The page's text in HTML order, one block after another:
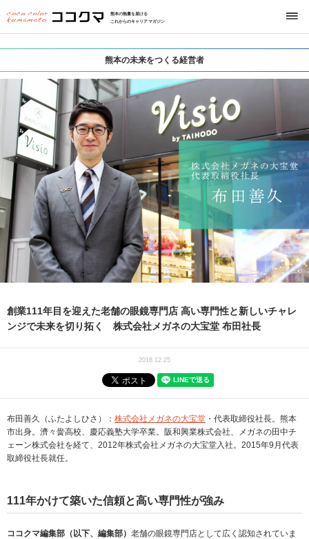
熊本の熱量を届ける
これからのキャリアマガジン
熊本の未来をつくる経営者
創業111年目を迎えた老舗の眼鏡専門店 高い専門性と新しいチャレ
ンジで未来を切り拓く 株式会社メガネの大宝堂 布田社長
2018.12.25
布田善久（ふたよしひさ）： 株式会社メガネの大宝堂 ・代表取締役社長。熊本
市出身。濟々黌高校、慶応義塾大学卒業。阪和興業株式会社、メガネの田中チ
ェーン株式会社を経て、2012年株式会社メガネの大宝堂入社。2015年9月代表
取締役社長就任。
111年かけて築いた信頼と高い専門性が強み
ココクマ編集部（以下、編集部） 老舗の眼鏡専門店として広く認知されていま